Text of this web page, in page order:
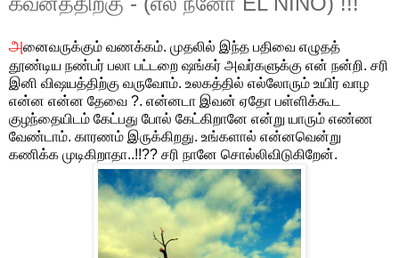
அனைவருக்கும் வணக்கம். முதலில் இந்த பதிவை எழுதத்
தூண்டிய நண்பர் பலா பட்டறை ஷங்கர் அவர்களுக்கு என் நன்றி. சரி
இனி விஷயத்திற்கு வருவோம். உலகத்தில் எல்லோரும் உயிர் வாழ
என்ன என்ன தேவை ?. என்னடா இவன் ஏதோ பள்ளிக்கூட
குழந்தையிடம் கேட்பது போல் கேட்கிறானே என்று யாரும் எண்ண
வேண்டாம். காரணம் இருக்கிறது. உங்களால் என்னவென்று
கணிக்க முடிகிறாதா..!!?? சரி நானே சொல்லிவிடுகிறேன்.